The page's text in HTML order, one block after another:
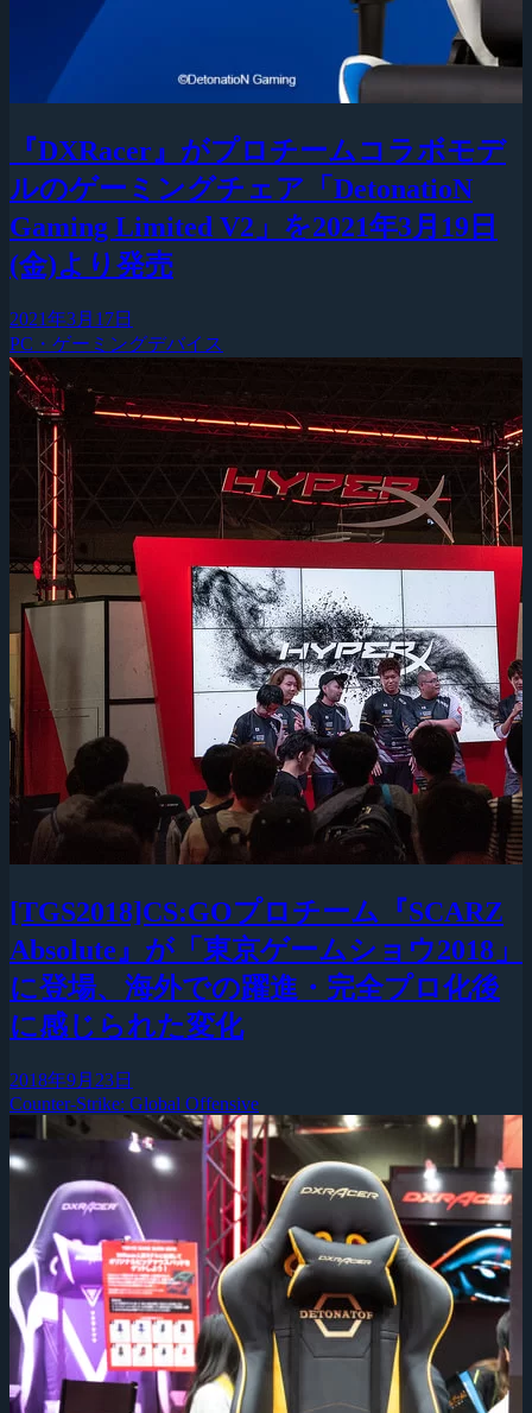
『DXRacer』がプロチームコラボモデ
ルのゲーミングチェア「DetonatioN
Gaming Limited V2」を2021年3月19日
(金)より発売
2021年3月17日
PC・ゲーミングデバイス
[TGS2018]CS:GOプロチーム『SCARZ
Absolute』が「東京ゲームショウ2018」
に登場、海外での躍進・完全プロ化後
に感じられた変化
2018年9月23日
Counter-Strike: Global Offensive